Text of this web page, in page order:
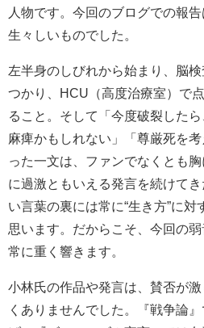
人物です。今回のブログでの報告
生々しいものでした。
左半身のしびれから始まり、脳
つかり、HCU（高度治療室）で
ること。そして「今度破裂した
麻痺かもしれない」「尊厳死を
った一文は、ファンでなくとも
に過激ともいえる発言を続けて
い言葉の裏には常に“生き方”に
思います。だからこそ、今回の
常に重く響きます。
小林氏の作品や発言は、賛否が
くありませんでした。『戦争論